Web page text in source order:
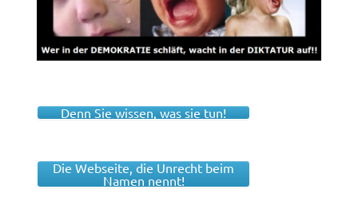
Denn Sie wissen, was sie tun!
Die Webseite, die Unrecht beim
Namen nennt!